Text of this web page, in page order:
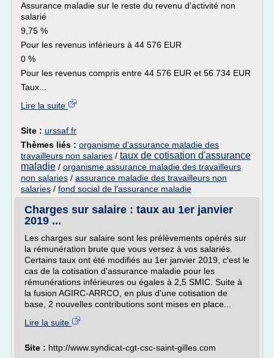
Assurance maladie sur le reste du revenu d'activité non
salarié
9,75 %
Pour les revenus inférieurs à 44 576 EUR
0 %
Pour les revenus compris entre 44 576 EUR et 56 734 EUR
Taux...
Lire la suite
Site : urssaf.fr
Thèmes liés : organisme d'assurance maladie des
travailleurs non salaries / taux de cotisation d'assurance
maladie / organisme assurance maladie des travailleurs
non salaries / assurance maladie des travailleurs non
salaries / fond social de l'assurance maladie
Charges sur salaire : taux au 1er janvier
2019 ...
Les charges sur salaire sont les prélèvements opérés sur
la rémunération brute que vous versez à vos salariés.
Certains taux ont été modifiés au 1er janvier 2019, c'est le
cas de la cotisation d'assurance maladie pour les
rémunérations inférieures ou égales à 2,5 SMIC. Suite à
la fusion AGIRC-ARRCO, en plus d'une cotisation de
base, 2 nouvelles contributions sont mises en place...
Lire la suite
Site : http://www.syndicat-cgt-csc-saint-gilles.com